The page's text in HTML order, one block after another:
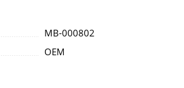
MB-000802
OEM